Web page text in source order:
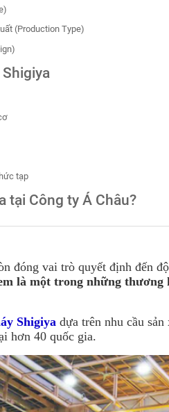
(Production Type)
tạp
tại Công ty Á Châu?
đóng vai trò quyết định đến
là một trong những thương
Shigiya dựa trên nhu cầu
hơn 40 quốc gia.